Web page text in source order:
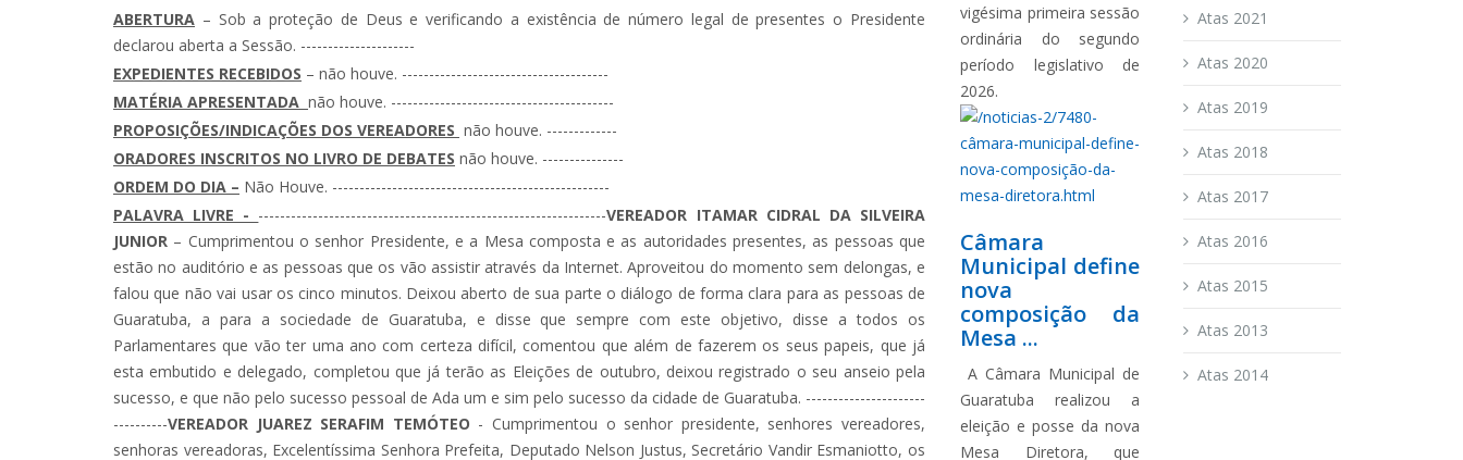
ABERTURA – Sob a proteção de Deus e verificando a existência de número legal de presentes o Presidente
declarou aberta a Sessão. ---------------------
EXPEDIENTES RECEBIDOS – não houve. --------------------------------------
MATÉRIA APRESENTADA não houve. -----------------------------------------
PROPOSIÇÕES/INDICAÇÕES DOS VEREADORES não houve. -------------
ORADORES INSCRITOS NO LIVRO DE DEBATES não houve. ---------------
ORDEM DO DIA – Não Houve. ---------------------------------------------------
PALAVRA LIVRE - ----------------------------------------------------------------VEREADOR ITAMAR CIDRAL DA SILVEIRA
JUNIOR – Cumprimentou o senhor Presidente, e a Mesa composta e as autoridades presentes, as pessoas que
estão no auditório e as pessoas que os vão assistir através da Internet. Aproveitou do momento sem delongas, e
falou que não vai usar os cinco minutos. Deixou aberto de sua parte o diálogo de forma clara para as pessoas de
Guaratuba, a para a sociedade de Guaratuba, e disse que sempre com este objetivo, disse a todos os
Parlamentares que vão ter uma ano com certeza difícil, comentou que além de fazerem os seus papeis, que já
esta embutido e delegado, completou que já terão as Eleições de outubro, deixou registrado o seu anseio pela
sucesso, e que não pelo sucesso pessoal de Ada um e sim pelo sucesso da cidade de Guaratuba. ----------------------
----------VEREADOR JUAREZ SERAFIM TEMÓTEO - Cumprimentou o senhor presidente, senhores vereadores,
senhoras vereadoras, Excelentíssima Senhora Prefeita, Deputado Nelson Justus, Secretário Vandir Esmaniotto, os
vigésima primeira sessão
ordinária do segundo
período legislativo de
2026.
Câmara
Municipal define
nova
composição da
Mesa ...
A Câmara Municipal de
Guaratuba realizou a
eleição e posse da nova
Mesa Diretora, que
Atas 2021
Atas 2020
Atas 2019
Atas 2018
Atas 2017
Atas 2016
Atas 2015
Atas 2013
Atas 2014